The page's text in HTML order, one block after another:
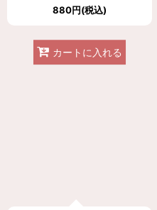
880円(税込)
カートに入れる